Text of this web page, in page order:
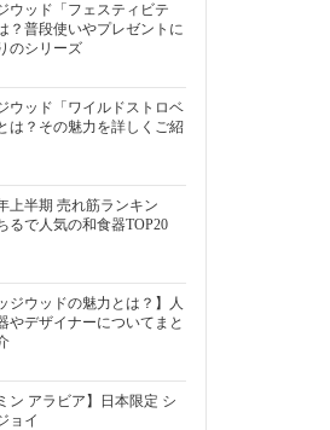
ウッド「フェスティビテ
？普段使いやプレゼントに
のシリーズ
ウッド「ワイルドストロベ
は？その魅力を詳しくご紹
年上半期 売れ筋ランキン
るで人気の和食器TOP20
ジウッドの魅力とは？】人
やデザイナーについてまと
ン アラビア】日本限定 シ
ョイ